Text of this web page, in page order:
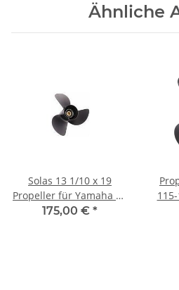
Ähnliche
Solas 13 1/10 x 19
Propeller für Yamaha 60
70 80 90 100 115 130 PS
175,00 € *